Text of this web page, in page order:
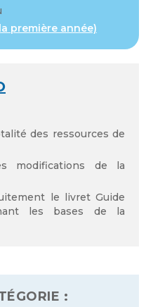
première année)
des ressources de
modifications de la
le livret Guide
les bases de la
: